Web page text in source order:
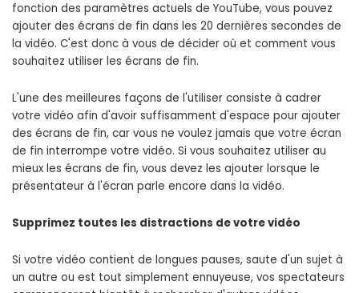
fonction des paramètres actuels de YouTube, vous pouvez
ajouter des écrans de fin dans les 20 dernières secondes de
la vidéo. C'est donc à vous de décider où et comment vous
souhaitez utiliser les écrans de fin.
L'une des meilleures façons de l'utiliser consiste à cadrer
votre vidéo afin d'avoir suffisamment d'espace pour ajouter
des écrans de fin, car vous ne voulez jamais que votre écran
de fin interrompe votre vidéo. Si vous souhaitez utiliser au
mieux les écrans de fin, vous devez les ajouter lorsque le
présentateur à l'écran parle encore dans la vidéo.
Supprimez toutes les distractions de votre vidéo
Si votre vidéo contient de longues pauses, saute d'un sujet à
un autre ou est tout simplement ennuyeuse, vos spectateurs